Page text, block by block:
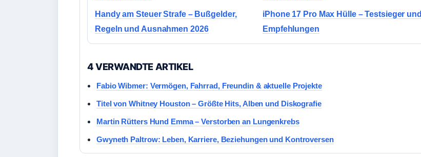
Handy am Steuer Strafe – Bußgelder,
Regeln und Ausnahmen 2026
iPhone 17 Pro Max Hülle – Testsieger und
Empfehlungen
4 VERWANDTE ARTIKEL
Fabio Wibmer: Vermögen, Fahrrad, Freundin & aktuelle Projekte
Titel von Whitney Houston – Größte Hits, Alben und Diskografie
Martin Rütters Hund Emma – Verstorben an Lungenkrebs
Gwyneth Paltrow: Leben, Karriere, Beziehungen und Kontroversen